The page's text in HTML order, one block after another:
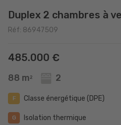
Duplex 2 chambres à
Réf: 86947509
485.000 €
88 m 2 2
F Classe énergétique (DPE)
G Isolation thermique